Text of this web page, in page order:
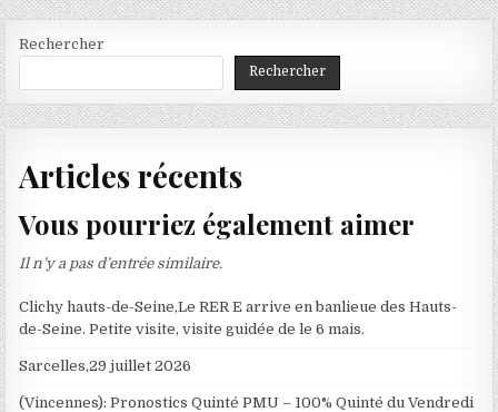
Rechercher
Rechercher
Articles récents
Vous pourriez également aimer
Il n’y a pas d’entrée similaire.
Clichy hauts-de-Seine,Le RER E arrive en banlieue des Hauts-
de-Seine. Petite visite, visite guidée de le 6 mais.
Sarcelles,29 juillet 2026
(Vincennes): Pronostics Quinté PMU – 100% Quinté du Vendredi